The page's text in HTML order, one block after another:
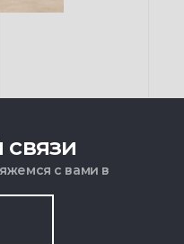
с вами в